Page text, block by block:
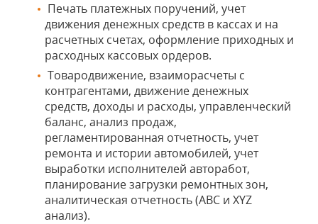
Печать платежных поручений, учет
движения денежных средств в кассах и на
расчетных счетах, оформление приходных и
расходных кассовых ордеров.
Товародвижение, взаиморасчеты с
контрагентами, движение денежных
средств, доходы и расходы, управленческий
баланс, анализ продаж,
регламентированная отчетность, учет
ремонта и истории автомобилей, учет
выработки исполнителей авторабот,
планирование загрузки ремонтных зон,
аналитическая отчетность (ABC и XYZ
анализ).